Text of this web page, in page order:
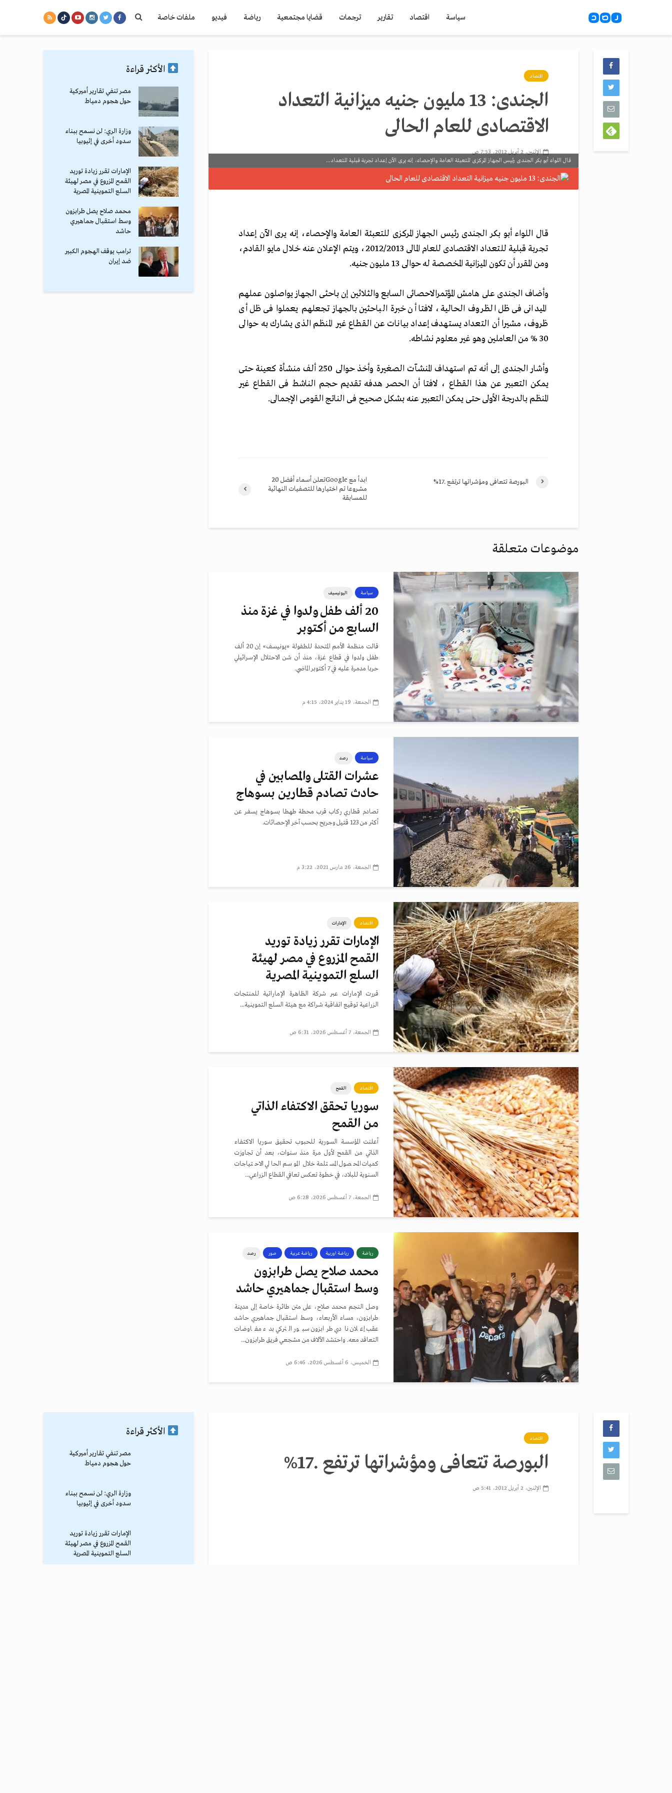
سياسة اقتصاد تقارير ترجمات قضايا مجتمعية رياضة فيديو ملفات خاصة
اقتصاد
الجندى: 13 مليون جنيه ميزانية التعداد
الاقتصادى للعام الحالى
الإثنين، 2 أبريل 2012، 7:53 ص
قال اللواء أبو بكر الجندى رئيس الجهاز المركزى للتعبئة العامة والإحصاء، إنه يرى الآن إعداد تجربة قبلية للتعداد...
قال اللواء أبو بكر الجندى رئيس الجهاز المركزى للتعبئة العامة والإحصاء، إنه يرى الآن إعداد
تجربة قبلية للتعداد الاقتصادى للعام المالى 2012/2013، ويتم الإعلان عنه خلال مايو القادم،
ومن المقرر أن تكون الميزانية المخصصة له حوالى 13 مليون جنيه.
وأضاف الجندى على هامش المؤتمرالاحصائى السابع والثلاثين إن باحثى الجهاز يواصلون عملهم
الميدانى فى ظل الظروف الحالية، لافتا أن خبرة الباحثين بالجهاز تجعلهم يعملوا فى ظل أى
ظروف، مشيرا أن التعداد يستهدف إعداد بيانات عن القطاع غير المنظم الذى يشارك به حوالى
30 % من العاملين وهو غير معلوم نشاطه.
وأشار الجندى إلى أنه تم استهداف المنشآت الصغيرة وأخذ حوالى 250 ألف منشأة كعينة حتى
يمكن التعبير عن هذا القطاع ، لافتا أن الحصر هدفه تقديم حجم الناشط فى القطاع غير
المنظم بالدرجة الأولى حتى يمكن التعبير عنه بشكل صحيح فى الناتج القومى الإجمالى.
ابدأ مع Googleتعلن أسماء أفضل 20
مشروعا تم اختيارها للتصفيات النهائية
للمسابقة
البورصة تتعافى ومؤشراتها ترتفع .17%
موضوعات متعلقة
سياسة اليونيسيف
20 ألف طفل ولدوا في غزة منذ
السابع من أكتوبر
قالت منظمة الأمم المتحدة للطفولة «يونيسف» إن 20 ألف
طفل ولدوا في قطاع غزة، منذ أن شن الاحتلال الإسرائيلي
حربا مدمرة عليه في 7 أكتوبر الماضي.
الجمعة، 19 يناير 2024، 4:15 م
سياسة رصد
عشرات القتلى والمصابين في
حادث تصادم قطارين بسوهاج
تصادم قطاري ركاب قرب محطة طهطا بسوهاج يسفر عن
أكثر من 123 قتيل وجريح بحسب آخر الإحصائات.
الجمعة، 26 مارس 2021، 3:22 م
اقتصاد الإمارات
الإمارات تقرر زيادة توريد
القمح المزروع في مصر لهيئة
السلع التموينية المصرية
قررت الإمارات عبر شركة الظاهرة الإماراتية للمنتجات
الزراعية توقيع اتفاقية شراكة مع هيئة السلع التموينية...
الجمعة، 7 أغسطس 2026، 6:31 ص
اقتصاد القمح
سوريا تحقق الاكتفاء الذاتي
من القمح
أعلنت المؤسسة السورية للحبوب تحقيق سوريا الاكتفاء
الذاتي من القمح لأول مرة منذ سنوات، بعد أن تجاوزت
كميات المحصول المستلمة خلال الموسم الحالي الاحتياجات
السنوية للبلاد، في خطوة تعكس تعافي القطاع الزراعي...
الجمعة، 7 أغسطس 2026، 6:28 ص
رياضة رياضة اوربية رياضة عربية صور رصد
محمد صلاح يصل طرابزون
وسط استقبال جماهيري حاشد
وصل النجم محمد صلاح، على متن طائرة خاصة إلى مدينة
طرابزون، مساء الأربعاء، وسط استقبال جماهيري حاشد
عقب إعلان نادي طرابزون سبور التركي بدء مفاوضات
التعاقد معه. واحتشد الآلاف من مشجعي فريق طرابزون...
الخميس، 6 أغسطس 2026، 6:46 ص
الأكثر قراءة
مصر تنفي تقارير أميركية
حول هجوم دمياط
وزارة الري: لن نسمح ببناء
سدود أخرى في إثيوبيا
الإمارات تقرر زيادة توريد
القمح المزروع في مصر لهيئة
السلع التموينية المصرية
محمد صلاح يصل طرابزون
وسط استقبال جماهيري
حاشد
ترامب يوقف الهجوم الكبير
ضد إيران
اقتصاد
البورصة تتعافى ومؤشراتها ترتفع .17%
الإثنين، 2 أبريل 2012، 5:41 ص
الأكثر قراءة
مصر تنفي تقارير أميركية
حول هجوم دمياط
وزارة الري: لن نسمح ببناء
سدود أخرى في إثيوبيا
الإمارات تقرر زيادة توريد
القمح المزروع في مصر لهيئة
السلع التموينية المصرية